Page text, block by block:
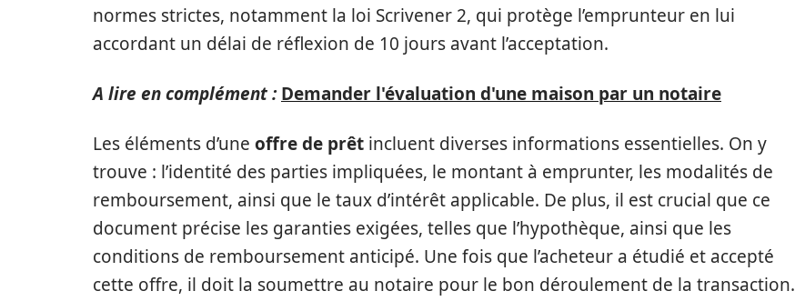
normes strictes, notamment la loi Scrivener 2, qui protège l’emprunteur en lui
accordant un délai de réflexion de 10 jours avant l’acceptation.
A lire en complément : Demander l'évaluation d'une maison par un notaire
Les éléments d’une offre de prêt incluent diverses informations essentielles. On y
trouve : l’identité des parties impliquées, le montant à emprunter, les modalités de
remboursement, ainsi que le taux d’intérêt applicable. De plus, il est crucial que ce
document précise les garanties exigées, telles que l’hypothèque, ainsi que les
conditions de remboursement anticipé. Une fois que l’acheteur a étudié et accepté
cette offre, il doit la soumettre au notaire pour le bon déroulement de la transaction.